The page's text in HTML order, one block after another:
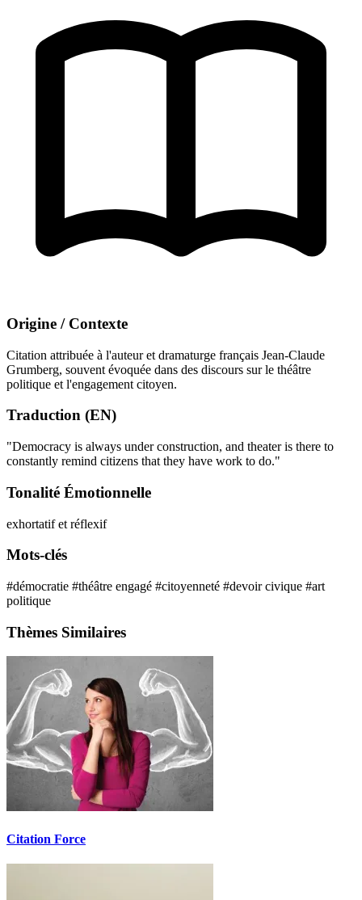
Origine / Contexte
Citation attribuée à l'auteur et dramaturge français Jean-Claude
Grumberg, souvent évoquée dans des discours sur le théâtre
politique et l'engagement citoyen.
Traduction (EN)
"Democracy is always under construction, and theater is there to
constantly remind citizens that they have work to do."
Tonalité Émotionnelle
exhortatif et réflexif
Mots-clés
#démocratie #théâtre engagé #citoyenneté #devoir civique #art
politique
Thèmes Similaires
Citation Force